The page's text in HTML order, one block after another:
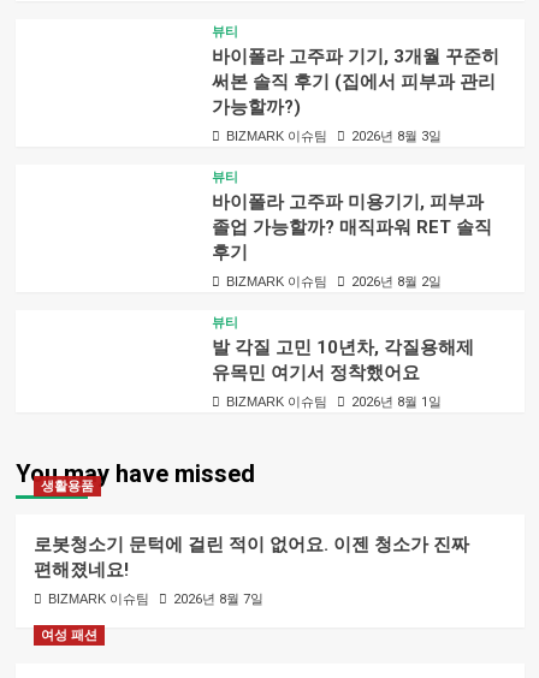
뷰티
바이폴라 고주파 기기, 3개월 꾸준히
써본 솔직 후기 (집에서 피부과 관리
가능할까?)
BIZMARK 이슈팀 2026년 8월 3일
뷰티
바이폴라 고주파 미용기기, 피부과
졸업 가능할까? 매직파워 RET 솔직
후기
BIZMARK 이슈팀 2026년 8월 2일
뷰티
발 각질 고민 10년차, 각질용해제
유목민 여기서 정착했어요
BIZMARK 이슈팀 2026년 8월 1일
You may have missed
생활용품
로봇청소기 문턱에 걸린 적이 없어요. 이젠 청소가 진짜
편해졌네요!
BIZMARK 이슈팀 2026년 8월 7일
여성 패션